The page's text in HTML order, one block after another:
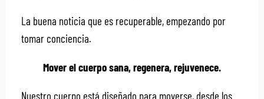
La buena noticia que es recuperable, empezando por
tomar conciencia.
Mover el cuerpo sana, regenera, rejuvenece.
Nuestro cuerpo está diseñado para moverse, desde los